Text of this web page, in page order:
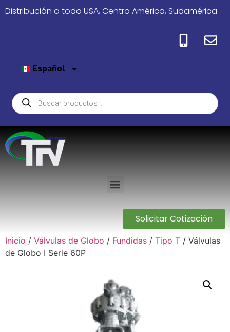
Distribución a todo USA, Centro América, Sudamérica.
Español
Solicitar Cotización
Inicio / Válvulas de Globo / Fundidas / Tipo T / Válvulas
de Globo I Serie 60P